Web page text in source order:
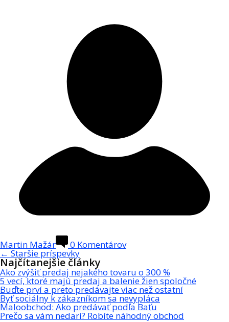
Martin Mažár 0 Komentárov
← Staršie príspevky
Najčítanejšie články
Ako zvýšiť predaj nejakého tovaru o 300 %
5 vecí, ktoré majú predaj a balenie žien spoločné
Buďte prví a preto predávajte viac než ostatní
Byť sociálny k zákazníkom sa nevypláca
Maloobchod: Ako predávať podľa Baťu
Prečo sa vám nedarí? Robíte náhodný obchod